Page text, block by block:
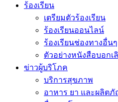
ร้องเรียน
เตรียมตัวร้องเรียน
ร้องเรียนออนไลน์
ร้องเรียนช่องทางอื่นๆ
ตัวอย่างหนังสือบอก
ข่าวผู้บริโภค
บริการสุขภาพ
อาหาร ยา และผลิต